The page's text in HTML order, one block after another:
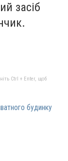
засіб
Ctrl + Enter, щоб
будинку